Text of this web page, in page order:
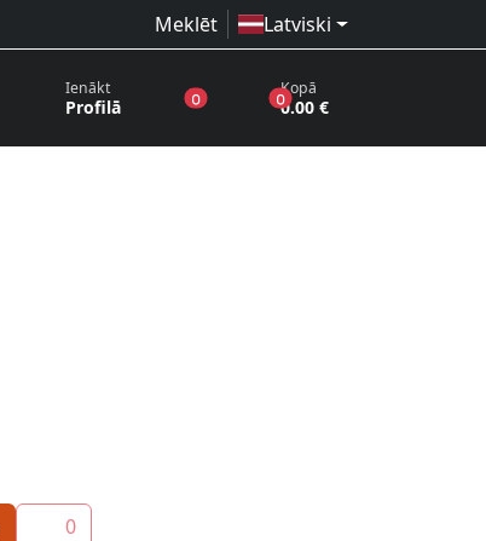
Meklēt Latviski
Ienākt
Profilā 0produkti vēlmju sarakstā
0produkti grozā
Kopā
0.00 €
0